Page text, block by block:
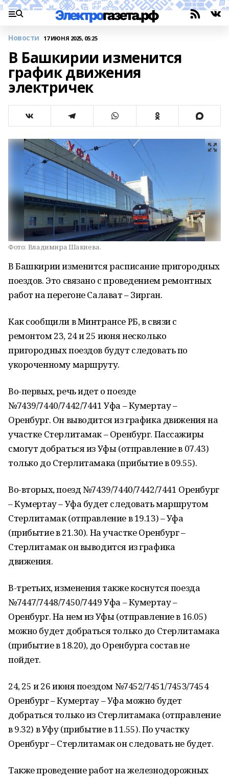
Новости 17 ИЮНЯ 2025, 05:25
В Башкирии изменится
график движения
электричек
Фото: Владимира Шакиева.
В Башкирии изменится расписание пригородных
поездов. Это связано с проведением ремонтных
работ на перегоне Салават – Зирган.
Как сообщили в Минтрансе РБ, в связи с
ремонтом 23, 24 и 25 июня несколько
пригородных поездов будут следовать по
укороченному маршруту.
Во-первых, речь идет о поезде
№7439/7440/7442/7441 Уфа – Кумертау –
Оренбург. Он выводится из графика движения на
участке Стерлитамак – Оренбург. Пассажиры
смогут добраться из Уфы (отправление в 07.43)
только до Стерлитамака (прибытие в 09.55).
Во-вторых, поезд №7439/7440/7442/7441 Оренбург
– Кумертау – Уфа будет следовать маршрутом
Стерлитамак (отправление в 19.13) – Уфа
(прибытие в 21.30). На участке Оренбург –
Стерлитамак он выводится из графика
движения.
В-третьих, изменения также коснутся поезда
№7447/7448/7450/7449 Уфа – Кумертау –
Оренбург. На нем из Уфы (отправление в 16.05)
можно будет добраться только до Стерлитамака
(прибытие в 18.20), до Оренбурга состав не
пойдет.
24, 25 и 26 июня поездом №7452/7451/7453/7454
Оренбург – Кумертау – Уфа можно будет
добраться только из Стерлитамака (отправление
в 9.32) в Уфу (прибытие в 11.55). По участку
Оренбург – Стерлитамак он следовать не будет.
Также проведение работ на железнодорожных